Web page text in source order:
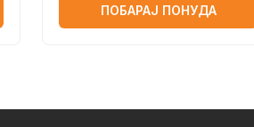
ПОБАРАЈ ПОНУДА